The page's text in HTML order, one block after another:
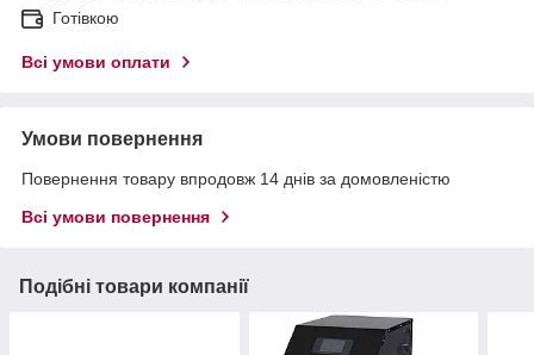
Готівкою
Всі умови оплати
Умови повернення
Повернення товару впродовж 14 днів за домовленістю
Всі умови повернення
Подібні товари компанії